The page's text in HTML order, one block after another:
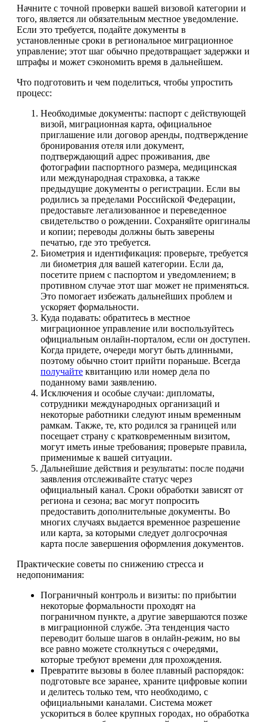
Начните с точной проверки вашей визовой категории и
того, является ли обязательным местное уведомление.
Если это требуется, подайте документы в
установленные сроки в региональное миграционное
управление; этот шаг обычно предотвращает задержки и
штрафы и может сэкономить время в дальнейшем.
Что подготовить и чем поделиться, чтобы упростить
процесс:
Необходимые документы: паспорт с действующей
визой, миграционная карта, официальное
приглашение или договор аренды, подтверждение
бронирования отеля или документ,
подтверждающий адрес проживания, две
фотографии паспортного размера, медицинская
или международная страховка, а также
предыдущие документы о регистрации. Если вы
родились за пределами Российской Федерации,
предоставьте легализованное и переведенное
свидетельство о рождении. Сохраняйте оригиналы
и копии; переводы должны быть заверены
печатью, где это требуется.
Биометрия и идентификация: проверьте, требуется
ли биометрия для вашей категории. Если да,
посетите прием с паспортом и уведомлением; в
противном случае этот шаг может не применяться.
Это помогает избежать дальнейших проблем и
ускоряет формальности.
Куда подавать: обратитесь в местное
миграционное управление или воспользуйтесь
официальным онлайн-порталом, если он доступен.
Когда придете, очереди могут быть длинными,
поэтому обычно стоит прийти пораньше. Всегда
получайте квитанцию ​​или номер дела по
поданному вами заявлению.
Исключения и особые случаи: дипломаты,
сотрудники международных организаций и
некоторые работники следуют иным временным
рамкам. Также, те, кто родился за границей или
посещает страну с кратковременным визитом,
могут иметь иные требования; проверьте правила,
применимые к вашей ситуации.
Дальнейшие действия и результаты: после подачи
заявления отслеживайте статус через
официальный канал. Сроки обработки зависят от
региона и сезона; вас могут попросить
предоставить дополнительные документы. Во
многих случаях выдается временное разрешение
или карта, за которыми следует долгосрочная
карта после завершения оформления документов.
Практические советы по снижению стресса и
недопонимания:
Пограничный контроль и визиты: по прибытии
некоторые формальности проходят на
пограничном пункте, а другие завершаются позже
в миграционной службе. Эта тенденция часто
переводит больше шагов в онлайн-режим, но вы
все равно можете столкнуться с очередями,
которые требуют времени для прохождения.
Превратите вызовы в более плавный распорядок:
подготовьте все заранее, храните цифровые копии
и делитесь только тем, что необходимо, с
официальными каналами. Система может
ускориться в более крупных городах, но обработка